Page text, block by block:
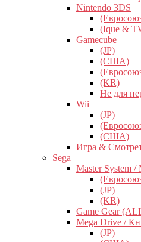
Nintendo 3DS
(Ique &
Gamecube
(JP)
(США)
(KR)
Не для
Wii
(JP)
(США)
Игра &
Sega
Master System
(JP)
(KR)
Game Gear
Mega Drive /
(JP)